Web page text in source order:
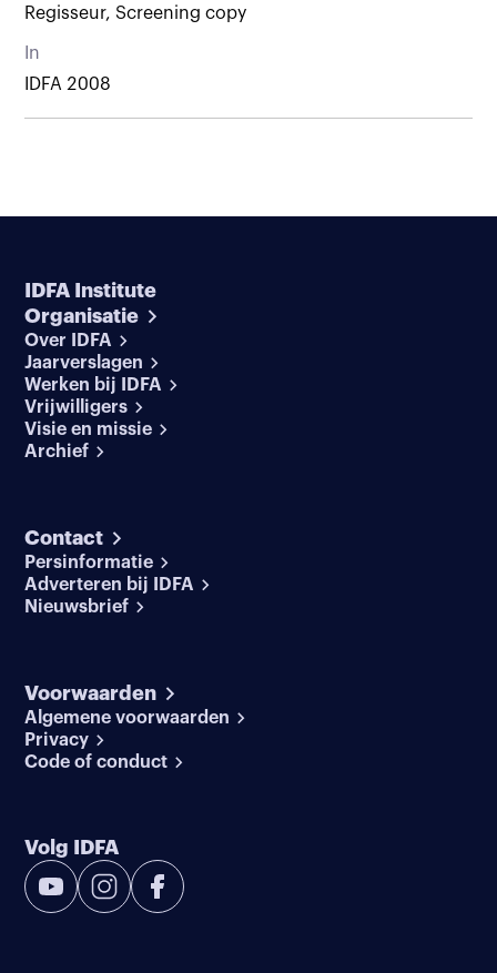
Regisseur, Screening copy
In
IDFA 2008
IDFA Institute
Organisatie
Over IDFA
Jaarverslagen
Werken bij IDFA
Vrijwilligers
Visie en missie
Archief
Contact
Persinformatie
Adverteren bij IDFA
Nieuwsbrief
Voorwaarden
Algemene voorwaarden
Privacy
Code of conduct
Volg IDFA